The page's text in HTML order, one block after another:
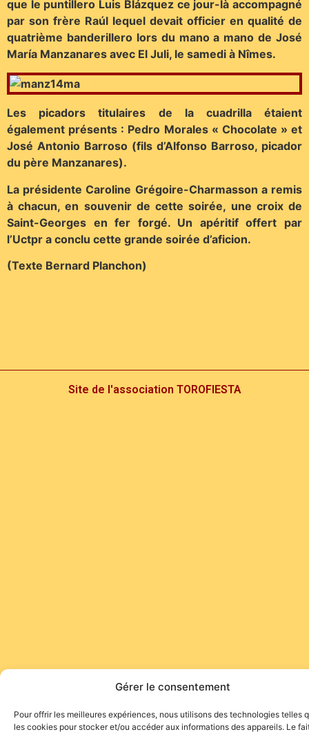
Gérer le consentement
Pour offrir les meilleures expériences, nous utilisons des technologies telles
les cookies pour stocker et/ou accéder aux informations des appareils. Le
que le puntillero Luis Blázquez ce jour-là accompagné
par son frère Raúl lequel devait officier en qualité de
quatrième banderillero lors du mano a mano de José
María Manzanares avec El Juli, le samedi à Nîmes.
Les picadors titulaires de la cuadrilla étaient
également présents : Pedro Morales « Chocolate » et
José Antonio Barroso (fils d’Alfonso Barroso, picador
du père Manzanares).
La présidente Caroline Grégoire-Charmasson a remis
à chacun, en souvenir de cette soirée, une croix de
Saint-Georges en fer forgé. Un apéritif offert par
l’Uctpr a conclu cette grande soirée d’aficion.
(Texte Bernard Planchon)
Site de l'association TOROFIESTA